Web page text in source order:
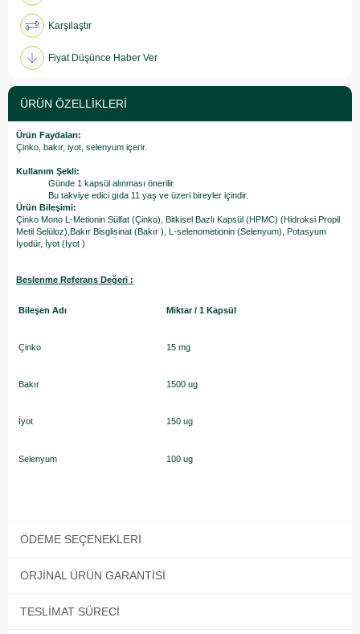
Karşılaştır
Fiyat Düşünce Haber Ver
ÜRÜN ÖZELLIKLERI
Ürün Faydaları:
Çinko, bakır, iyot, selenyum içerir.
Kullanım Şekli:
Günde 1 kapsül alınması önerilir.
Bu takviye edici gıda 11 yaş ve üzeri bireyler içindir.
Ürün Bileşimi:
Çinko Mono L-Metionin Sülfat (Çinko), Bitkisel Bazlı Kapsül (HPMC) (Hidroksi Propil
Metil Selüloz),Bakır Bisglisinat (Bakır ), L-selenometionin (Selenyum), Potasyum
İyodür, İyot (Iyot )
Beslenme Referans Değeri :
Bileşen Adı Miktar / 1 Kapsül
Çinko 15 mg
Bakır 1500 ug
İyot 150 ug
Selenyum 100 ug
ÖDEME SEÇENEKLERI
ORJINAL ÜRÜN GARANTISI
TESLIMAT SÜRECI